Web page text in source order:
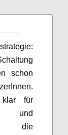
schon
klar für
und
die